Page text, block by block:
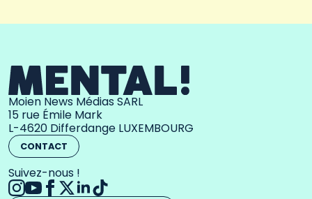
Moien News Médias SARL
15 rue Émile Mark
L-4620 Differdange LUXEMBOURG
CONTACT
Suivez-nous !